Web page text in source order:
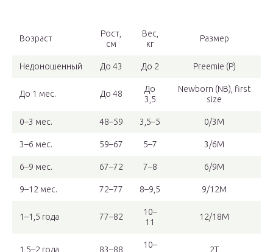
Возраст
Рост,
см
Вес,
кг
Размер
Недоношенный До 43 До 2 Preemie (P)
До 1 мес. До 48
До
3,5
Newborn (NB), first
size
0–3 мес. 48–59 3,5–5 0/3М
3–6 мес. 59–67 5–7 3/6М
6–9 мес. 67–72 7–8 6/9М
9–12 мес. 72–77 8–9,5 9/12М
1–1,5 года 77–82
10–
11
12/18М
1,5–2 года 83–88
10–
2Т